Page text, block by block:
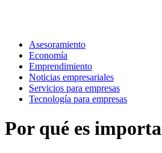
Asesoramiento
Economía
Emprendimiento
Noticias empresariales
Servicios para empresas
Tecnología para empresas
Por qué es